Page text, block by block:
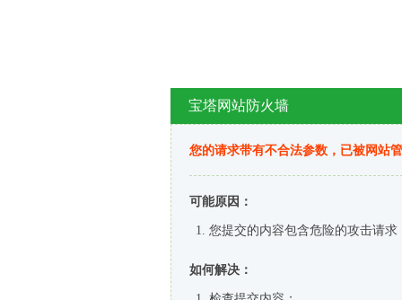
宝塔网站防火墙
您的请求带有不合法参数，已被网站
可能原因：
您提交的内容包含危险的攻击请求
如何解决：